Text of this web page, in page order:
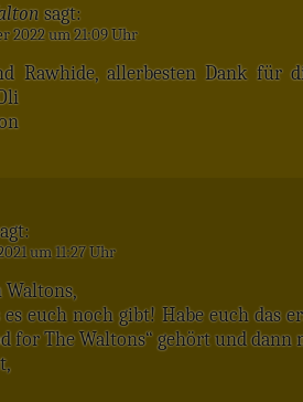
sagt:
2022 um 21:09 Uhr
Rawhide, allerbesten Dank für
um 11:27 Uhr
Waltons,
es euch noch gibt! Habe euch das
for The Waltons“ gehört und